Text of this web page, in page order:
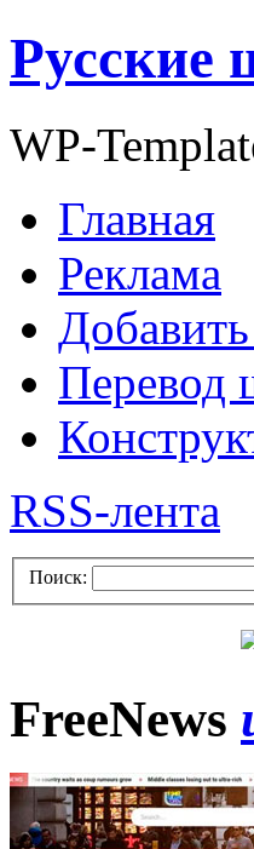
Русские
WP-
Главная
Реклама
Перевод
RSS-лента
Поиск:
FreeNews